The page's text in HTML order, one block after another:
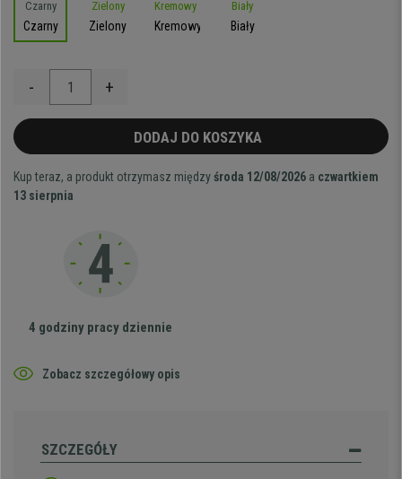
Czarny Zielony Kremowy Biały
- +
DODAJ DO KOSZYKA
Kup teraz, a produkt otrzymasz międzyśroda 12/08/2026 a czwartkiem
13 sierpnia
4 godziny pracy dziennie
Zobacz szczegółowy opis
SZCZEGÓŁY